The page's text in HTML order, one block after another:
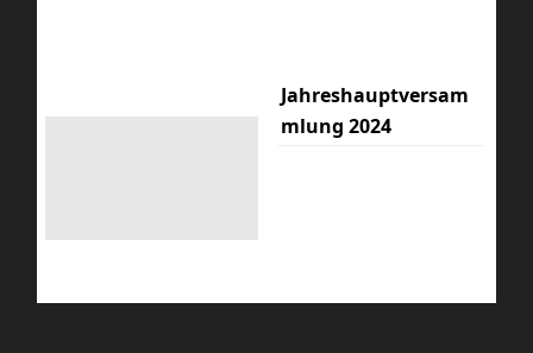
Jahreshauptversam
mlung 2024